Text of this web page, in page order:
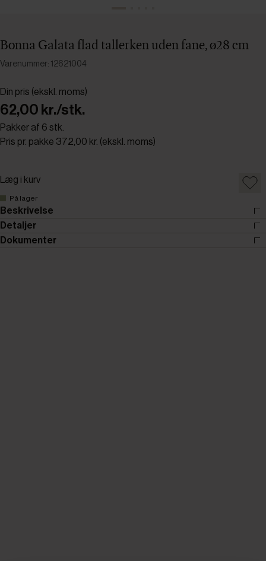
Bonna Galata flad tallerken uden fane, ø28 cm
Varenummer: 12621004
Din pris (ekskl. moms)
62,00 kr./stk.
Pakker af 6 stk.
Pris pr. pakke 372,00 kr. (ekskl. moms)
Læg i kurv
På lager
Beskrivelse
Detaljer
Dokumenter